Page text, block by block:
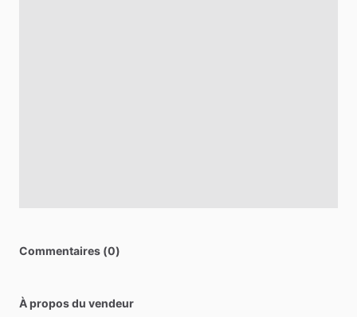
Commentaires (0)
À propos du vendeur